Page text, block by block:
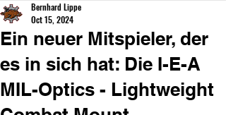
Ein neuer Mitspieler, der
es in sich hat: Die I-E-A
MIL-Optics - Lightweight
Bernhard Lippe
Oct 15, 2024